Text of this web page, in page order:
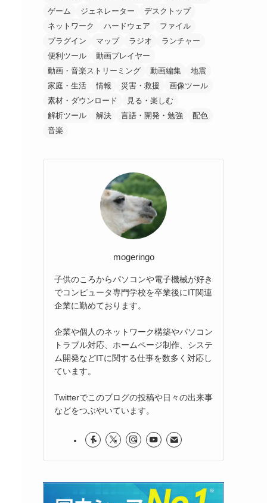
ゲーム
ジェネレーター
デスクトップ
ネットワーク
ハードウェア
ファイル
プラグイン
マップ ラジオ
ランチャー
便利ツール
動画プレイヤー
動画・音楽ストリーミング
動画編集
地震
家庭・生活
情報 災害・救援
画像ツール
素材・ダウンロード
見る・楽しむ
解析ツール
解決 言語・開発・勉強
配色
音楽
mogeringo
子供のころからパソコンや電子機械が好き
でコンピュータ専門学校を卒業後にIT関連
企業に勤めております。
企業や個人のネットワーク構築やパソコン
トラブル対応、ホームページ制作、システ
ム開発などITに関する仕事を数多く対応し
ています。
Twitterでこのブログの投稿や日々の出来事
などをつぶやいています。